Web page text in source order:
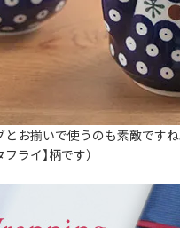
お揃いで使うのも素敵ですね
ライ】柄です）